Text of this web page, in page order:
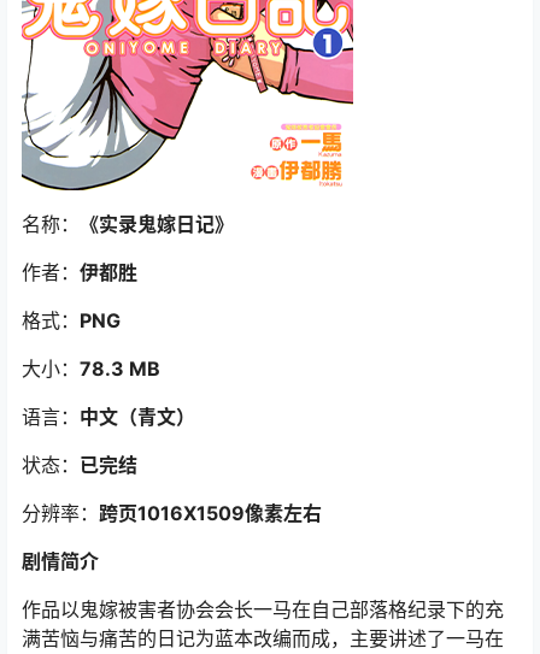
名称： 《实录鬼嫁日记》
作者： 伊都胜
格式： PNG
大小： 78.3 MB
语言： 中文（青文）
状态： 已完结
分辨率： 跨页1016X1509像素左右
剧情简介
作品以鬼嫁被害者协会会长一马在自己部落格纪录下的充
满苦恼与痛苦的日记为蓝本改编而成，主要讲述了一马在